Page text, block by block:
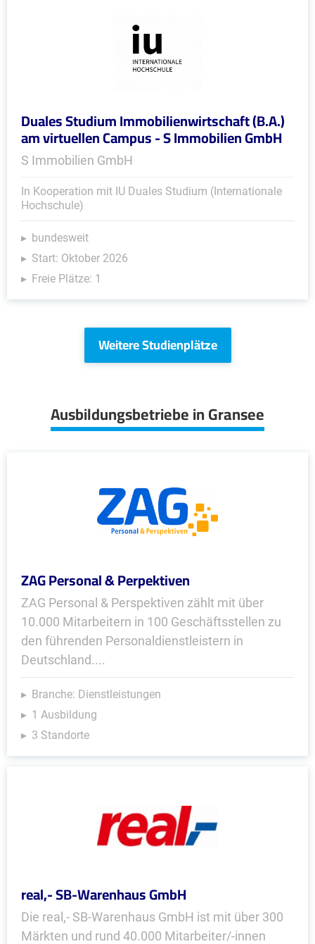
Duales Studium Immobilienwirtschaft (B.A.)
am virtuellen Campus - S Immobilien GmbH
S Immobilien GmbH
In Kooperation mit IU Duales Studium (Internationale
Hochschule)
bundesweit
Start: Oktober 2026
Freie Plätze: 1
Weitere Studienplätze
Ausbildungsbetriebe in Gransee
ZAG Personal & Perpektiven
ZAG Personal & Perspektiven zählt mit über
10.000 Mitarbeitern in 100 Geschäftsstellen zu
den führenden Personaldienstleistern in
Deutschland....
Branche: Dienstleistungen
1 Ausbildung
3 Standorte
real,- SB-Warenhaus GmbH
Die real,- SB-Warenhaus GmbH ist mit über 300
Märkten und rund 40.000 Mitarbeiter/-innen